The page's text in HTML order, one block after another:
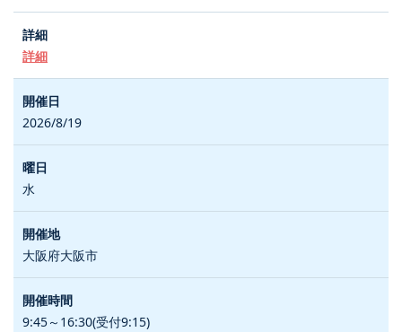
詳細
2026/8/19
水
大阪府大阪市
9:45～16:30(受付9:15)